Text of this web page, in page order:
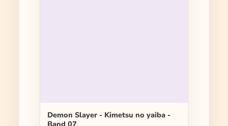
Demon Slayer - Kimetsu no yaiba -